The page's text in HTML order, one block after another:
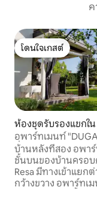
โดนใจเกสต์
โดนใจเกสต์
ห้องชุดรับรองแขกใน
čki Varoš
อพาร์ทเมนท์
สิ่งอำนวยความสะด
บ้านหลังที่สอง อพา
ชั้นบนของบ้านครอบ
Resa มีทางเข้าแยก
กว้างขวาง อพาร์ทเมนท์อยู่ห่างจาก